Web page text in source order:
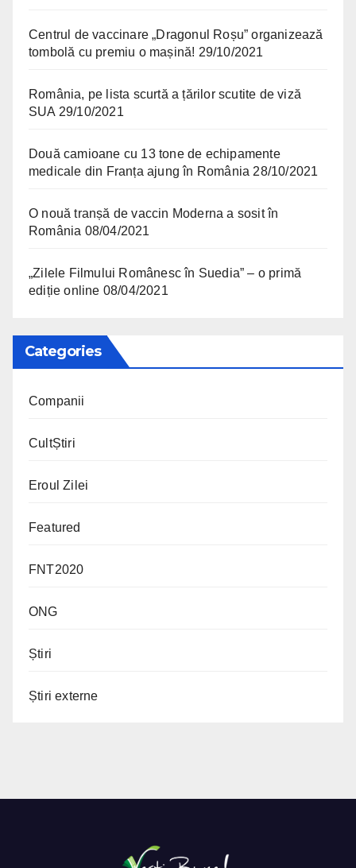
Centrul de vaccinare „Dragonul Roșu” organizează
tombolă cu premiu o mașină! 29/10/2021
România, pe lista scurtă a țărilor scutite de viză
SUA 29/10/2021
Două camioane cu 13 tone de echipamente
medicale din Franța ajung în România 28/10/2021
O nouă tranșă de vaccin Moderna a sosit în
România 08/04/2021
„Zilele Filmului Românesc în Suedia” – o primă
ediție online 08/04/2021
Categories
Companii
CultȘtiri
Eroul Zilei
Featured
FNT2020
ONG
Știri
Știri externe